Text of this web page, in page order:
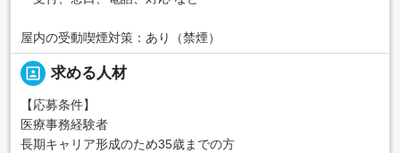
屋内の受動喫煙対策：あり（禁煙）
portrait 求める人材
【応募条件】
医療事務経験者
長期キャリア形成のため35歳までの方